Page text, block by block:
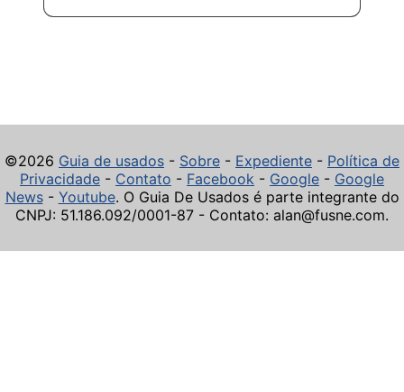
©2026 Guia de usados - Sobre - Expediente - Política de
Privacidade - Contato - Facebook - Google - Google
News- Youtube. O Guia De Usados é parte integrante do
CNPJ: 51.186.092/0001-87 - Contato: alan@fusne.com.